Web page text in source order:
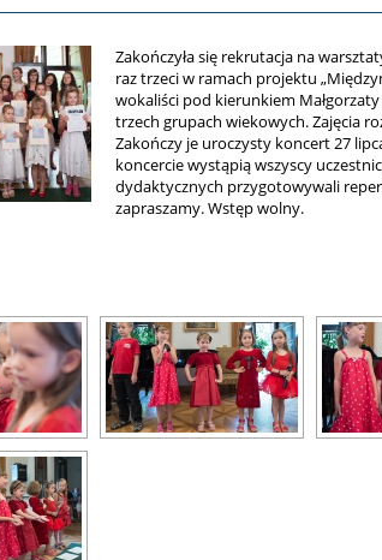
Zakończyła się rekrutacja na
raz trzeci w ramach projektu
wokaliści pod kierunkiem
trzech grupach wiekowych. Zajęcia
Zakończy je uroczysty koncert 27
koncercie wystąpią wszyscy
dydaktycznych przygotowywali
zapraszamy. Wstęp wolny.